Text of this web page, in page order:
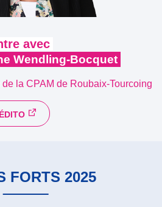
avec
Wendling-Bocquet
de la CPAM de Roubaix-Tourcoing
FORTS 2025